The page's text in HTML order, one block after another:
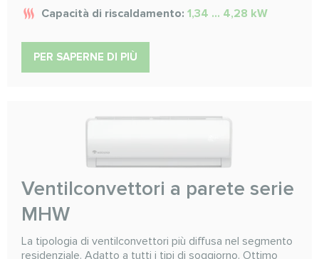
Capacità di riscaldamento: 1,34 ... 4,28 kW
PER SAPERNE DI PIÙ
Ventilconvettori a parete serie
MHW
La tipologia di ventilconvettori più diffusa nel segmento
residenziale. Adatto a tutti i tipi di soggiorno. Ottimo